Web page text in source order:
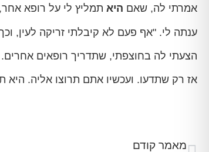
אמרתי לה, שאם היא תמליץ לי על רופא
ענתה לי. "אף פעם לא קיבלתי זריקה לעין,
הצעתי לה בחוצפתי, שתדריך רופאים
אז רק שתדעו. ועכשיו אתם תרוצו אליה. היא
מאמר קודם